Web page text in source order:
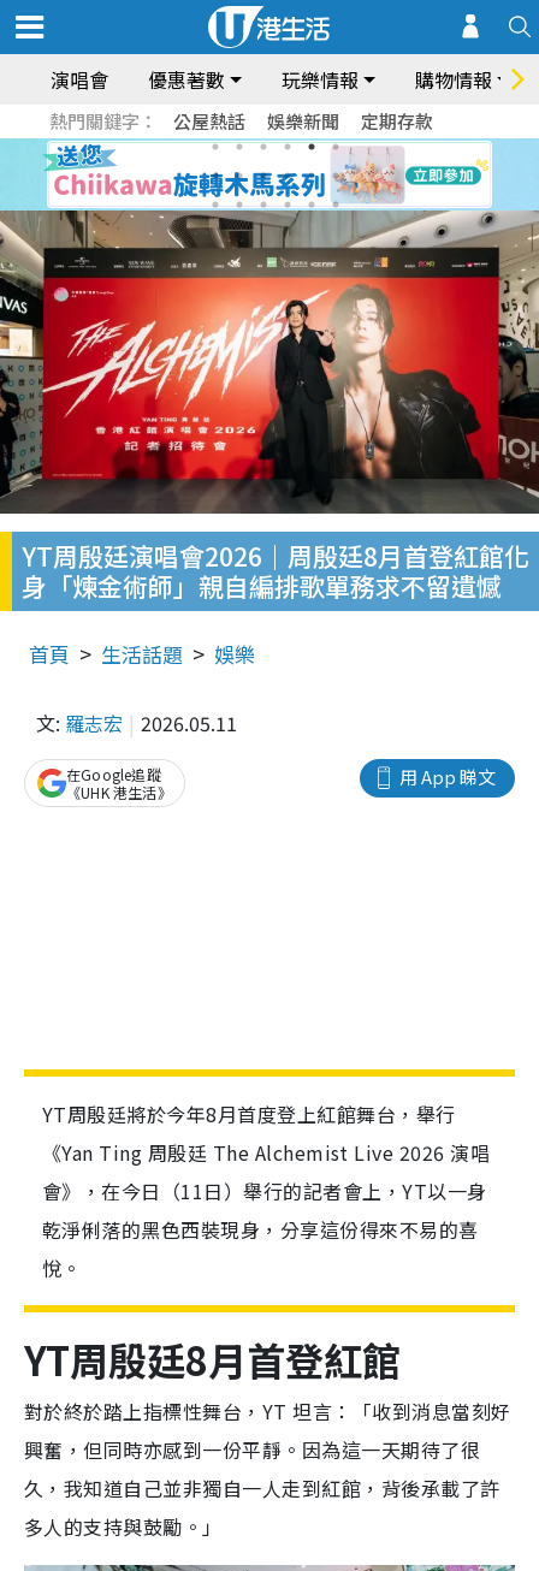
演唱會 優惠著數 玩樂情報 購物情報
熱門關鍵字： 公屋熱話 娛樂新聞 定期存款
YT周殷廷演唱會2026｜周殷廷8月首登紅館化
身「煉金術師」親自編排歌單務求不留遺憾
首頁 生活話題 娛樂
文: 羅志宏 2026.05.11
用 App 睇文
在Google追蹤
《UHK 港生活》
YT周殷廷將於今年8月首度登上紅館舞台，舉行
《Yan Ting 周殷廷 The Alchemist Live 2026 演唱
會》，在今日（11日）舉行的記者會上，YT以一身
乾淨俐落的黑色西裝現身，分享這份得來不易的喜
悅。
YT周殷廷8月首登紅館
對於終於踏上指標性舞台，YT 坦言：「收到消息當刻好
興奮，但同時亦感到一份平靜。因為這一天期待了很
久，我知道自己並非獨自一人走到紅館，背後承載了許
多人的支持與鼓勵。」